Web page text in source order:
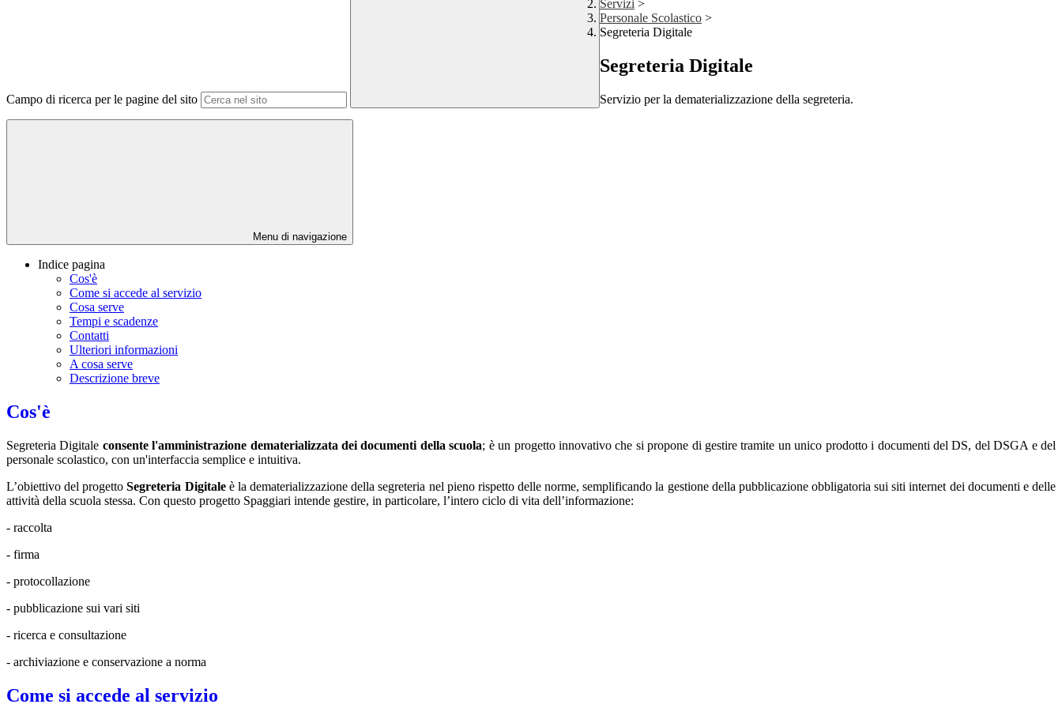
Campo di ricerca per le pagine del sito
Servizi >
Personale Scolastico >
Segreteria Digitale
Segreteria Digitale
Servizio per la dematerializzazione della segreteria.
Menu di navigazione
Indice pagina
Cos'è
Come si accede al servizio
Cosa serve
Tempi e scadenze
Contatti
Ulteriori informazioni
A cosa serve
Descrizione breve
Cos'è
Segreteria Digitale consente l'amministrazione dematerializzata dei documenti della scuola; è un progetto innovativo che si propone di gestire tramite un unico prodotto i documenti del DS, del DSGA e del
personale scolastico, con un'interfaccia semplice e intuitiva.
L’obiettivo del progetto Segreteria Digitale è la dematerializzazione della segreteria nel pieno rispetto delle norme, semplificando la gestione della pubblicazione obbligatoria sui siti internet dei documenti e delle
attività della scuola stessa. Con questo progetto Spaggiari intende gestire, in particolare, l’intero ciclo di vita dell’informazione:
- raccolta
- firma
- protocollazione
- pubblicazione sui vari siti
- ricerca e consultazione
- archiviazione e conservazione a norma
Come si accede al servizio